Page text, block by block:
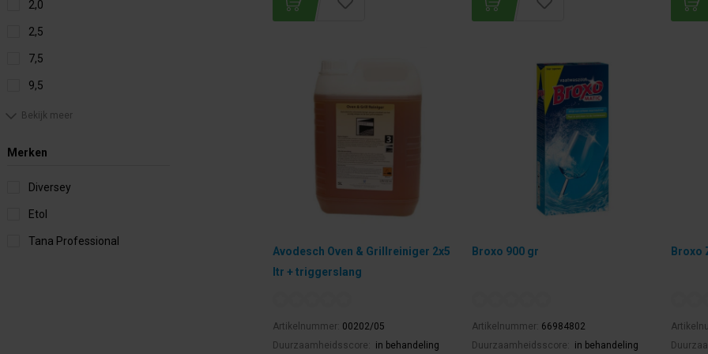
2,0
2,5
7,5
9,5
Bekijk meer
Merken
Diversey
Etol
Tana Professional
Avodesch Oven & Grillreiniger 2x5
ltr + triggerslang
Artikelnummer: 00202/05
Duurzaamheidsscore:
in behandeling
Broxo 900 gr
Artikelnummer: 66984802
Duurzaamheidsscore:
in behandeling
Broxo